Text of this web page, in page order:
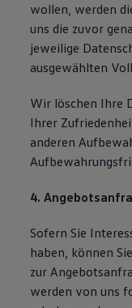
wollen, werden
uns die zuvor
jeweilige
ausgewählten
Wir löschen Ihre
Ihrer
anderen
4.
Sofern Sie
haben, können
zur
werden von uns